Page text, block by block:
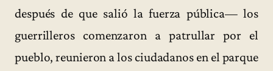
después de que salió la fuerza pública— los
guerrilleros comenzaron a patrullar por el
pueblo, reunieron a los ciudadanos en el parque